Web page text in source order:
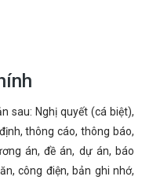
sau: Nghị quyết (cá biệt),
thông cáo, thông báo,
án, đề án, dự án, báo
công điện, bản ghi nhớ,